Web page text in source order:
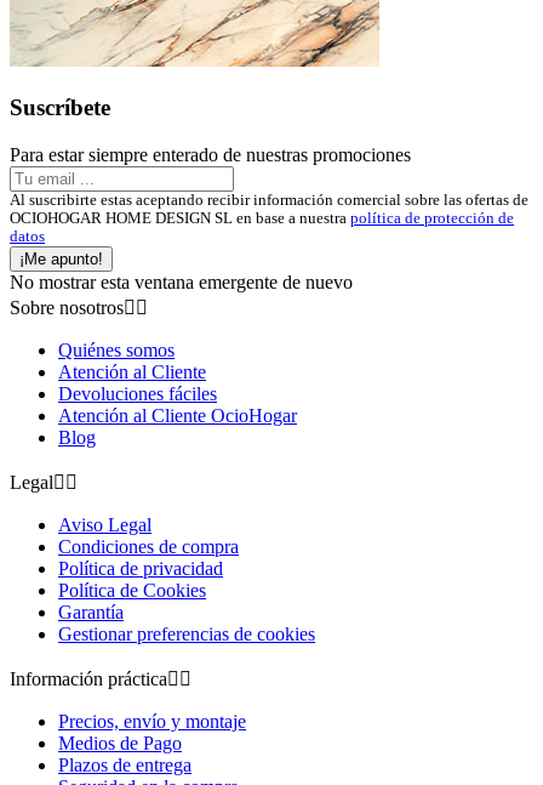
Suscríbete
Para estar siempre enterado de nuestras promociones
Al suscribirte estas aceptando recibir información comercial sobre las ofertas de
OCIOHOGAR HOME DESIGN SL en base a nuestra política de protección de
datos
¡Me apunto!
No mostrar esta ventana emergente de nuevo
Sobre nosotros 
Quiénes somos
Atención al Cliente
Devoluciones fáciles
Atención al Cliente OcioHogar
Blog
Legal 
Aviso Legal
Condiciones de compra
Política de privacidad
Política de Cookies
Garantía
Gestionar preferencias de cookies
Información práctica 
Precios, envío y montaje
Medios de Pago
Plazos de entrega